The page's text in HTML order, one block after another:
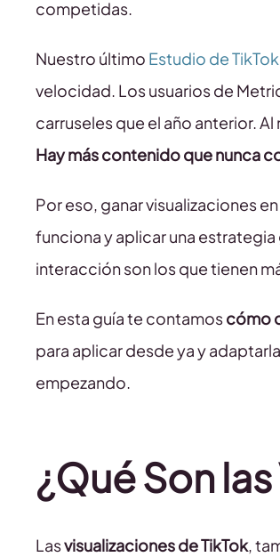
competidas.
Nuestro último Estudio de TikTok
velocidad. Los usuarios de
carruseles que el año anterior.
Hay más contenido que nunca
Por eso, ganar visualizaciones
funciona y aplicar una
interacción son los que tienen
En esta guía te contamoscómo
para aplicar desde ya y
empezando.
¿Qué Son
Lasvisualizaciones de TikTok,